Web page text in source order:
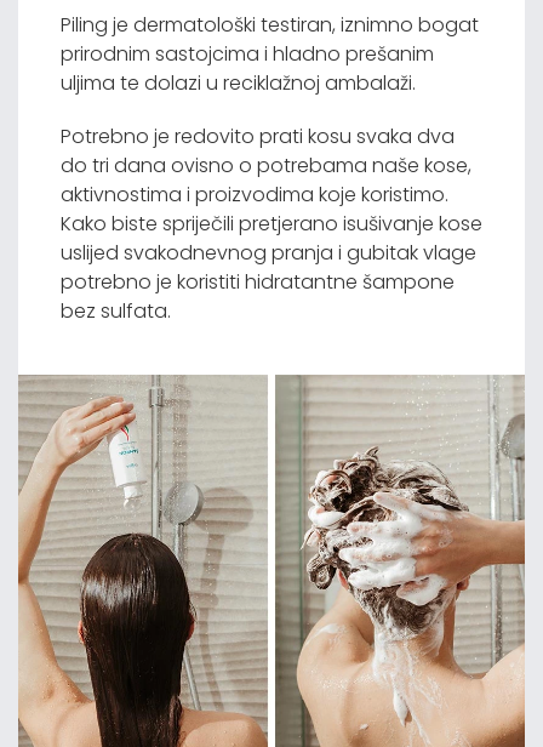
Piling je dermatološki testiran, iznimno bogat
prirodnim sastojcima i hladno prešanim
uljima te dolazi u reciklažnoj ambalaži.
Potrebno je redovito prati kosu svaka dva
do tri dana ovisno o potrebama naše kose,
aktivnostima i proizvodima koje koristimo.
Kako biste spriječili pretjerano isušivanje kose
uslijed svakodnevnog pranja i gubitak vlage
potrebno je koristiti hidratantne šampone
bez sulfata.